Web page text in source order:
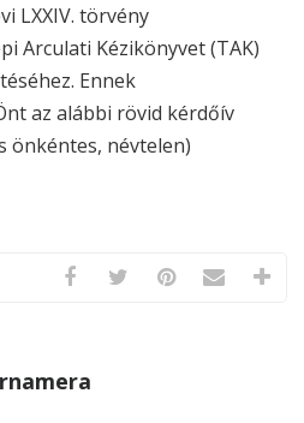
LXXIV. törvény
Arculati Kézikönyvet (TAK)
Ennek
az alábbi rövid kérdőív
önkéntes, névtelen)